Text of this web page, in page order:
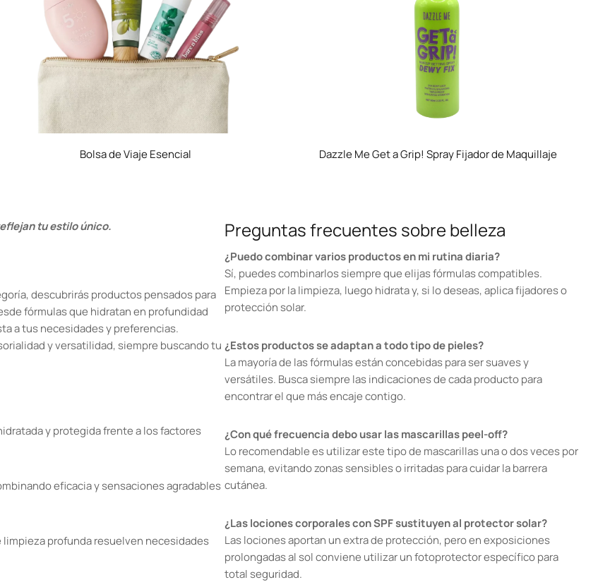
Bolsa de Viaje Esencial Dazzle Me Get a Grip! Spray Fijador de Maquillaje
tu estilo único.
descubrirás productos pensados para
fórmulas que hidratan en profundidad
a tus necesidades y preferencias.
y versatilidad, siempre buscando tu
y protegida frente a los factores
eficacia y sensaciones agradables
profunda resuelven necesidades
Preguntas frecuentes sobre belleza
¿Puedo combinar varios productos en mi rutina diaria?
Sí, puedes combinarlos siempre que elijas fórmulas compatibles.
Empieza por la limpieza, luego hidrata y, si lo deseas, aplica fijadores o
protección solar.
¿Estos productos se adaptan a todo tipo de pieles?
La mayoría de las fórmulas están concebidas para ser suaves y
versátiles. Busca siempre las indicaciones de cada producto para
encontrar el que más encaje contigo.
¿Con qué frecuencia debo usar las mascarillas peel-off?
Lo recomendable es utilizar este tipo de mascarillas una o dos veces por
semana, evitando zonas sensibles o irritadas para cuidar la barrera
cutánea.
¿Las lociones corporales con SPF sustituyen al protector solar?
Las lociones aportan un extra de protección, pero en exposiciones
prolongadas al sol conviene utilizar un fotoprotector específico para
total seguridad.